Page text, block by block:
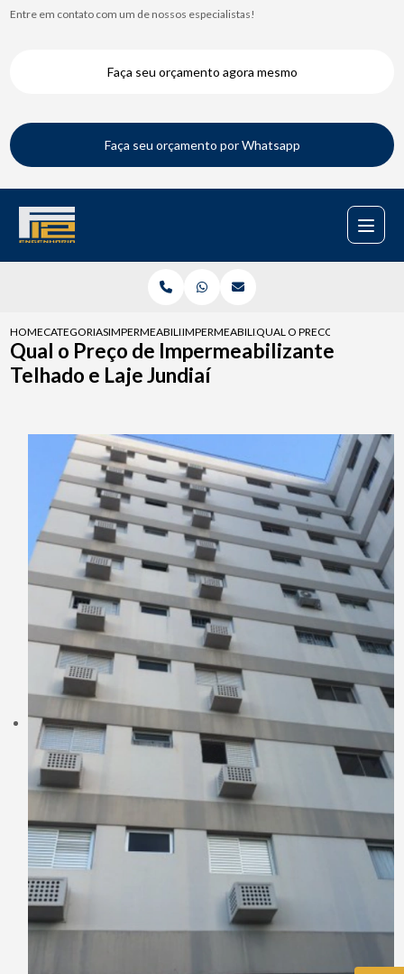
Entre em contato com um de nossos especialistas!
Faça seu orçamento agora mesmo
Faça seu orçamento por Whatsapp
HOMECATEGORIASIMPERMEABILIZACAO DE TELHADOS
IMPERMEABILIZACAO TELHADO VERDE
QUAL O PRECO DE
Qual o Preço de Impermeabilizante
Telhado e Laje Jundiaí